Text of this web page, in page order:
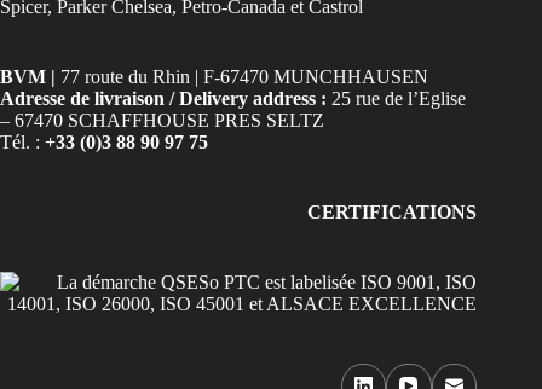
BVM | 77 route du Rhin | F-67470 MUNCHHAUSEN
Adresse de livraison / Delivery address : 25 rue de l’Eglise
– 67470 SCHAFFHOUSE PRES SELTZ
Tél. : +33 (0)3 88 90 97 75
CERTIFICATIONS